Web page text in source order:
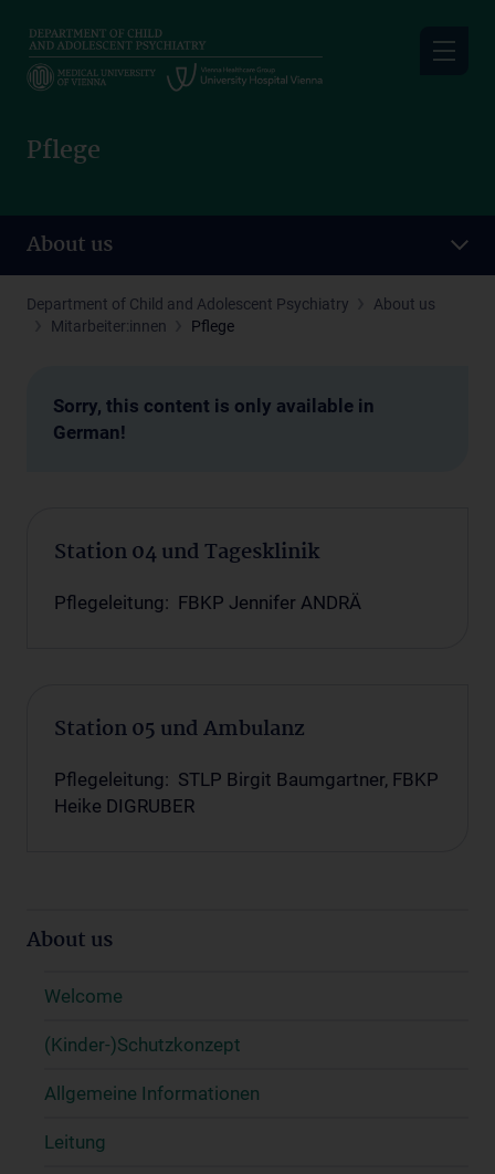
main
content
Pflege
About us
Department of Child and Adolescent Psychiatry
About us
Mitarbeiter:innen
Pflege
Sorry, this content is only available in
German!
Station 04 und Tagesklinik
Pflegeleitung: FBKP Jennifer ANDRÄ
Station 05 und Ambulanz
Pflegeleitung: STLP Birgit Baumgartner, FBKP
Heike DIGRUBER
About us
Welcome
(Kinder-)Schutzkonzept
Allgemeine Informationen
Leitung